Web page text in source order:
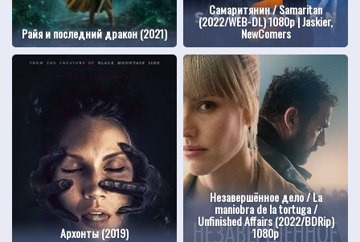
Райя и последний дракон (2021)
Самаритянин / Samaritan
(2022/WEB-DL) 1080p | Jaskier,
NewComers
Архонты (2019)
Незавершённое дело / La
maniobra de la tortuga /
Unfinished Affairs (2022/BDRip)
1080p